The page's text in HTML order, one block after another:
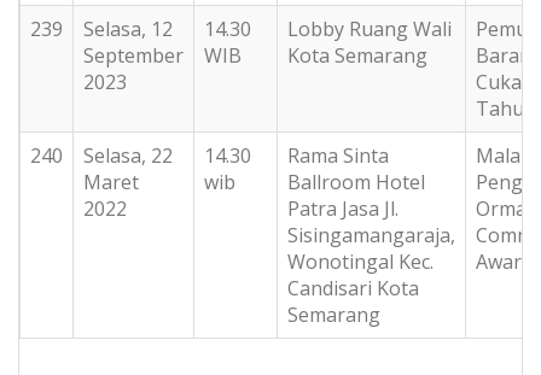
239
Selasa, 12
September
2023
14.30
WIB
Lobby Ruang Wali
Kota Semarang
Cukai
Tahun
240
Selasa, 22
Maret
2022
14.30
wib
Rama Sinta
Ballroom Hotel
Patra Jasa Jl.
Sisingamangaraja,
Wonotingal Kec.
Candisari Kota
Semarang
Malam
Award